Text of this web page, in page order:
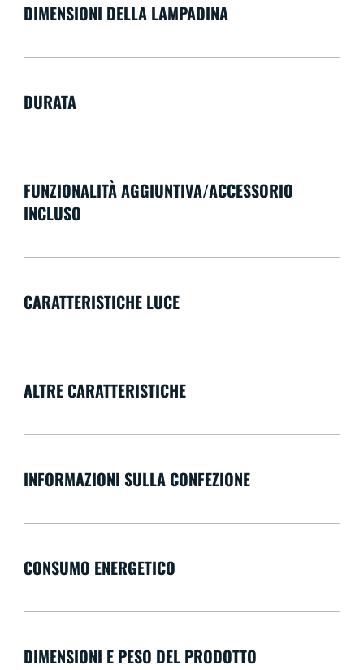
DIMENSIONI DELLA LAMPADINA
DURATA
FUNZIONALITÀ AGGIUNTIVA/ACCESSORIO
INCLUSO
CARATTERISTICHE LUCE
ALTRE CARATTERISTICHE
INFORMAZIONI SULLA CONFEZIONE
CONSUMO ENERGETICO
DIMENSIONI E PESO DEL PRODOTTO